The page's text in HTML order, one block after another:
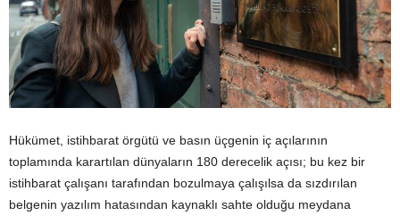
Hükümet, istihbarat örgütü ve basın üçgenin iç açılarının
toplamında karartılan dünyaların 180 derecelik açısı; bu kez bir
istihbarat çalışanı tarafından bozulmaya çalışılsa da sızdırılan
belgenin yazılım hatasından kaynaklı sahte olduğu meydana